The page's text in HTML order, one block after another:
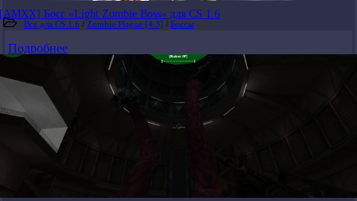
[AMXX] Босс «Light Zombie Boss» для CS 1.6
Все для CS 1.6 / Zombie Plague [4.3] / Боссы
Подробнее